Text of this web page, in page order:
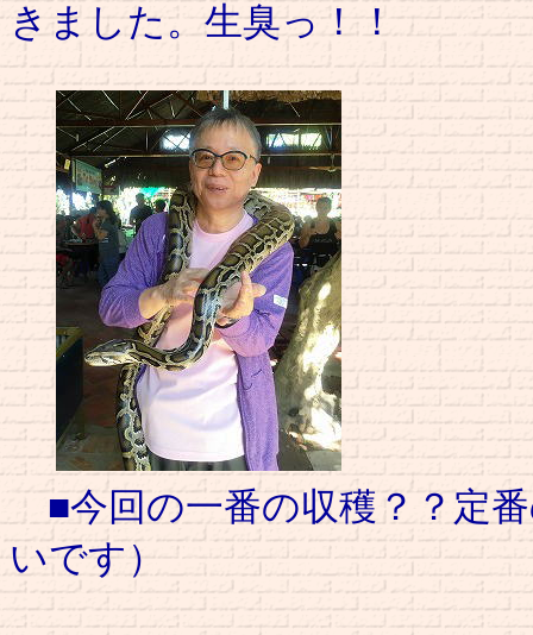
きました。生臭っ！！
■今回の一番の収穫？？定
いです）